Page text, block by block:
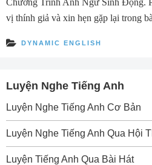
Chương Trình Anh Ngữ Sinh Ðộng.
vị thính giả và xin hẹn gặp lại trong
DYNAMIC ENGLISH
Luyện Nghe Tiếng Anh
Luyện Nghe Tiếng Anh Cơ Bản
Luyện Nghe Tiếng Anh Qua Hội
Luyện Tiếng Anh Qua Bài Hát